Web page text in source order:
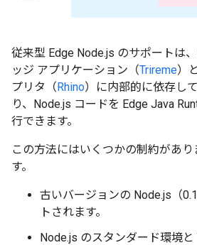
従来型 Edge Node.js のサポートは
ッジ アプリケーション（Trireme）
プリタ（Rhino）に内部的に依存し
り、Node.js コードを Edge Java
行できます。
この方法にはいくつかの制約があ
す。
古いバージョンの Node.js（
トされます。
Node.js のスタンダード環境